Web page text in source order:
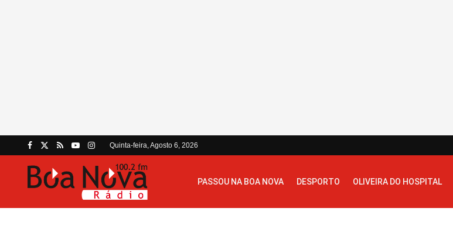
Quinta-feira, Agosto 6, 2026
PASSOU NA BOA NOVA DESPORTO OLIVEIRA DO HOSPITAL